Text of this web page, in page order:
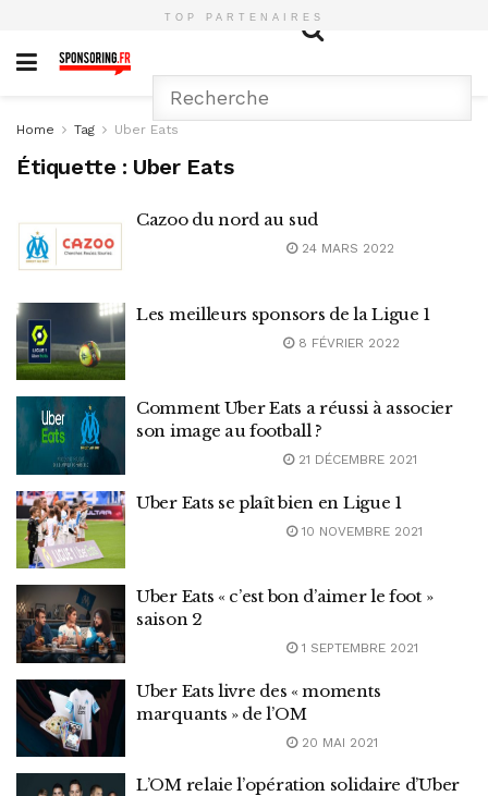
TOP PARTENAIRES
Home Tag Uber Eats
Étiquette : Uber Eats
Cazoo du nord au sud
24 MARS 2022
Les meilleurs sponsors de la Ligue 1
8 FÉVRIER 2022
Comment Uber Eats a réussi à associer
son image au football ?
21 DÉCEMBRE 2021
Uber Eats se plaît bien en Ligue 1
10 NOVEMBRE 2021
Uber Eats « c’est bon d’aimer le foot »
saison 2
1 SEPTEMBRE 2021
Uber Eats livre des « moments
marquants » de l’OM
20 MAI 2021
L’OM relaie l’opération solidaire d’Uber